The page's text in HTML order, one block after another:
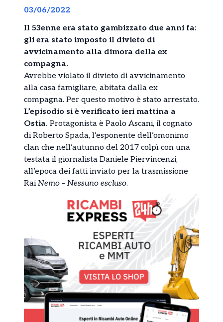
03/06/2022
Il 53enne era stato gambizzato due anni fa:
gli era stato imposto il divieto di
avvicinamento alla dimora della ex
compagna.
Avrebbe violato il divieto di avvicinamento
alla casa famigliare, abitata dalla ex
compagna. Per questo motivo è stato arrestato.
L’episodio si è verificato ieri mattina a
Ostia. Protagonista è Paolo Ascani, il cognato
di Roberto Spada, l’esponente dell’omonimo
clan che nell’autunno del 2017 colpì con una
testata il giornalista Daniele Piervincenzi,
all’epoca dei fatti inviato per la trasmissione
Rai Nemo – Nessuno escluso.